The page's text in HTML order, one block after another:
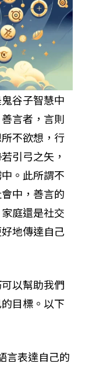
谷子智慧中
言者，言則
不欲想，行
引弓之矢，
。此所謂不
中，善言的
庭還是社交
地傳達自己
以幫助我們
目標。以下
言表達自己的